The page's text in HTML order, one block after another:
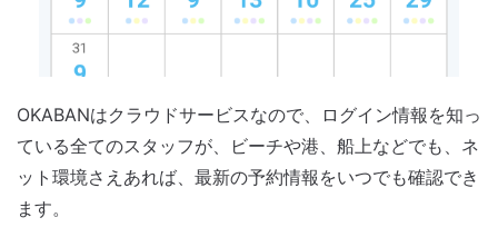
OKABANはクラウドサービスなので、ログイン情報を知っ
ている全てのスタッフが、ビーチや港、船上などでも、ネ
ット環境さえあれば、最新の予約情報をいつでも確認でき
ます。